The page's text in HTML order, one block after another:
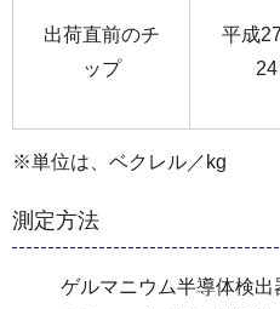
出荷直前のチ
ップ
平成
24
※単位は、ベクレル／kg
測定方法
ゲルマニウム半導体検出